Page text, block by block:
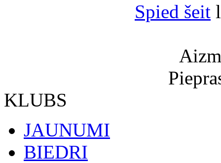
Spied šeit
KLUBS
JAUNUMI
BIEDRI